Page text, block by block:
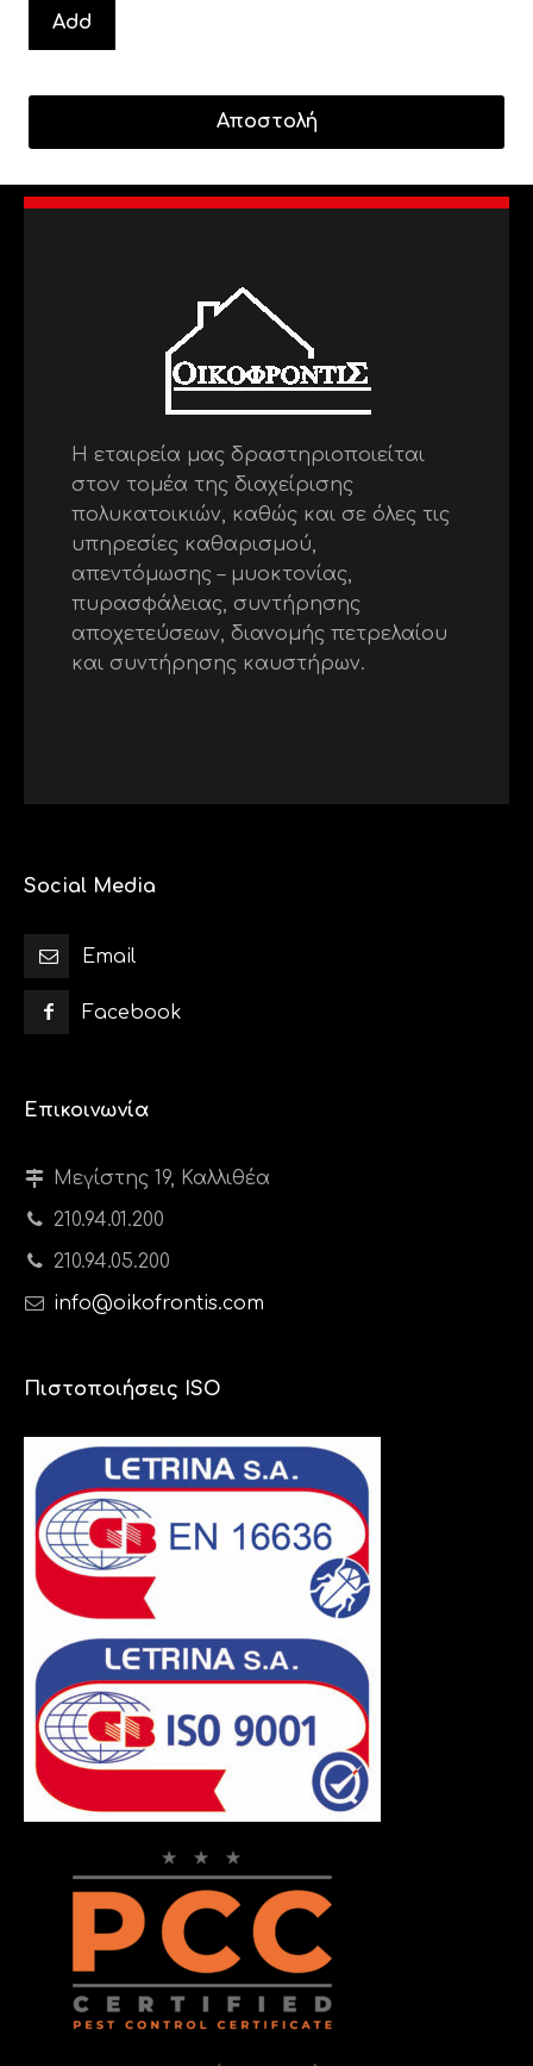
Add
Η εταιρεία μας δραστηριοποιείται
στον τομέα της διαχείρισης
πολυκατοικιών, καθώς και σε όλες τις
υπηρεσίες καθαρισμού,
απεντόμωσης – μυοκτονίας,
πυρασφάλειας, συντήρησης
αποχετεύσεων, διανομής πετρελαίου
και συντήρησης καυστήρων.
Social Media
Email
Facebook
Επικοινωνία
Μεγίστης 19, Καλλιθέα
210.94.01.200
210.94.05.200
info@oikofrontis.com
Πιστοποιήσεις ISO